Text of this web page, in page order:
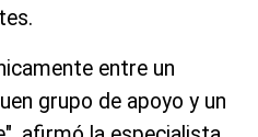
entre un
grupo de apoyo y un